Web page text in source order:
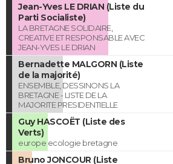
Jean-Yves LE DRIAN (Liste du
Parti Socialiste)
LA BRETAGNE SOLIDAIRE,
CREATIVE ET RESPONSABLE AVEC
JEAN-YVES LE DRIAN
Bernadette MALGORN (Liste
de la majorité)
ENSEMBLE, DESSINONS LA
BRETAGNE - LISTE DE LA
MAJORITE PRESIDENTIELLE
Guy HASCOËT (Liste des
Verts)
europe ecologie bretagne
Bruno JONCOUR (Liste